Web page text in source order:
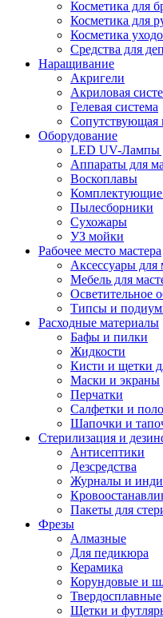
Косметика для
Косметика для
Косметика
Средства для
Наращивание
Акригели
Акриловая
Гелевая система
Сопутствующая
Оборудование
LED UV-Лампы
Аппараты для
Воскоплавы
Комплектующие
Пылесборники
Сухожары
УЗ мойки
Рабочее место мастера
Аксессуары для
Мебель для
Осветительное
Типсы и
Расходные материалы
Бафы и пилки
Жидкости
Кисти и щетки
Маски и экраны
Перчатки
Салфетки и
Шапочки и
Стерилизация и
Антисептики
Дезсредства
Журналы и
Пакеты для
Фрезы
Алмазные
Для педикюра
Керамика
Корундовые и
Твердосплавные
Щетки и